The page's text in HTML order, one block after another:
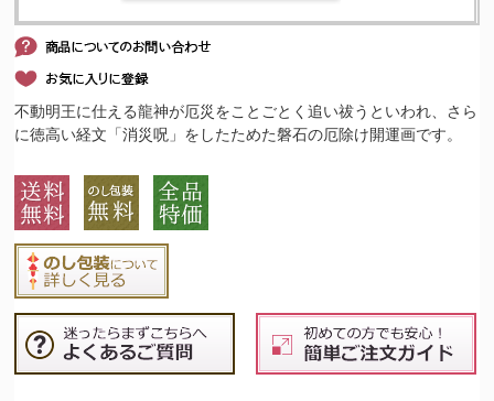
不動明王に仕える龍神が厄災をことごとく追い祓うといわれ、さら
に徳高い経文「消災呪」をしたためた磐石の厄除け開運画です。